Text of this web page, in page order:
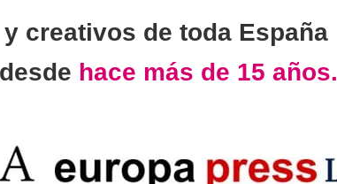
creativos de toda España
hace más de 15 años.